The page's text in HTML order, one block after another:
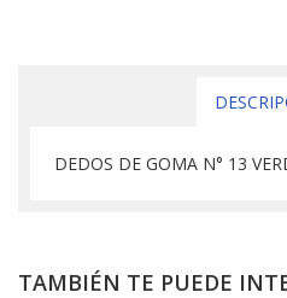
DEDOS DE GOMA N° 13
TAMBIÉN TE PUEDE